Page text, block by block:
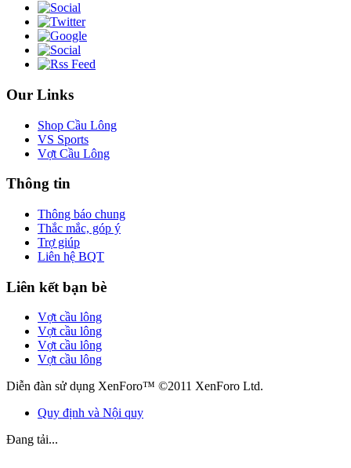
Our Links
Shop Cầu Lông
VS Sports
Vợt Cầu Lông
Thông tin
Thông báo chung
Thắc mắc, góp ý
Trợ giúp
Liên hệ BQT
Liên kết bạn bè
Vợt cầu lông
Vợt cầu lông
Vợt cầu lông
Vợt cầu lông
Diễn đàn sử dụng XenForo™ ©2011 XenForo Ltd.
Quy định và Nội quy
Đang tải...